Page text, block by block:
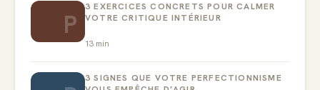
P
3 EXERCICES CONCRETS POUR CALMER
VOTRE CRITIQUE INTÉRIEUR
13 min
3 SIGNES QUE VOTRE PERFECTIONNISME